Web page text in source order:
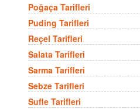
Poğaça Tarifleri
Puding Tarifleri
Reçel Tarifleri
Salata Tarifleri
Sarma Tarifleri
Sebze Tarifleri
Sufle Tarifleri